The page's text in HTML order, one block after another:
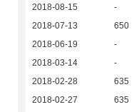
2018-08-15 -
2018-07-13 650
2018-06-19 -
2018-03-14 -
2018-02-28 635
2018-02-27 635